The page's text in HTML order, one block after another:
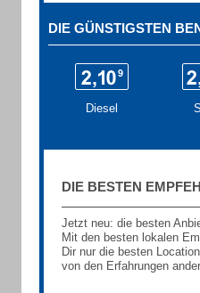
DIE GÜNSTIGSTEN
Diesel
DIE BESTEN
Jetzt neu: die besten
Mit den besten lokalen
Dir nur die besten
von den Erfahrungen